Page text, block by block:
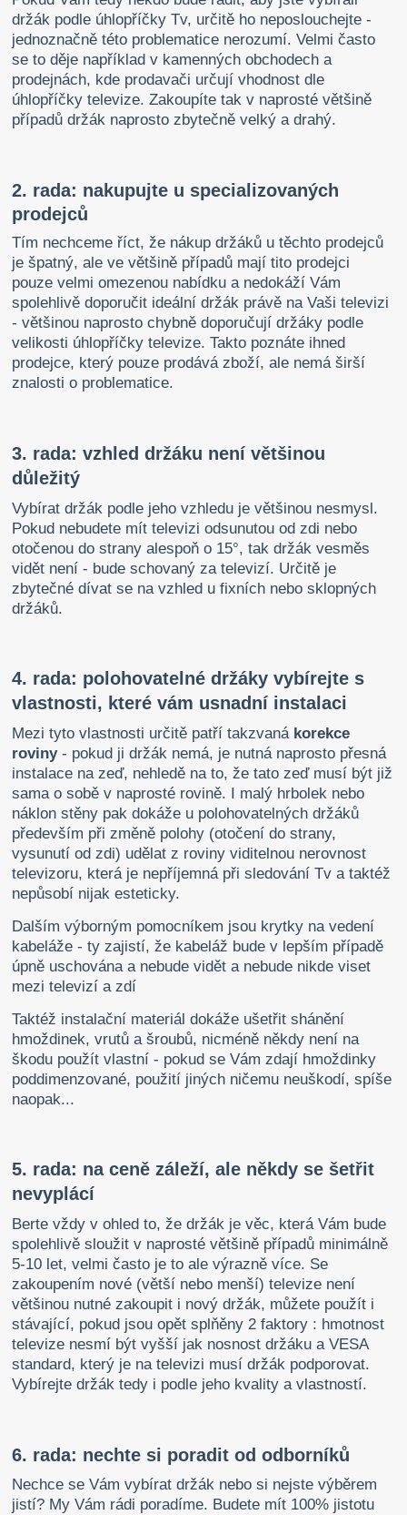
držák podle úhlopříčky Tv, určitě ho neposlouchejte -
jednoznačně této problematice nerozumí. Velmi často
se to děje například v kamenných obchodech a
prodejnách, kde prodavači určují vhodnost dle
úhlopříčky televize. Zakoupíte tak v naprosté většině
případů držák naprosto zbytečně velký a drahý.
2. rada: nakupujte u specializovaných
prodejců
Tím nechceme říct, že nákup držáků u těchto prodejců
je špatný, ale ve většině případů mají tito prodejci
pouze velmi omezenou nabídku a nedokáží Vám
spolehlivě doporučit ideální držák právě na Vaši televizi
- většinou naprosto chybně doporučují držáky podle
velikosti úhlopříčky televize. Takto poznáte ihned
prodejce, který pouze prodává zboží, ale nemá širší
znalosti o problematice.
3. rada: vzhled držáku není většinou
důležitý
Vybírat držák podle jeho vzhledu je většinou nesmysl.
Pokud nebudete mít televizi odsunutou od zdi nebo
otočenou do strany alespoň o 15°, tak držák vesměs
vidět není - bude schovaný za televizí. Určitě je
zbytečné dívat se na vzhled u fixních nebo sklopných
držáků.
4. rada: polohovatelné držáky vybírejte s
vlastnosti, které vám usnadní instalaci
Mezi tyto vlastnosti určitě patří takzvaná korekce
roviny- pokud ji držák nemá, je nutná naprosto přesná
instalace na zeď, nehledě na to, že tato zeď musí být již
sama o sobě v naprosté rovině. I malý hrbolek nebo
náklon stěny pak dokáže u polohovatelných držáků
především při změně polohy (otočení do strany,
vysunutí od zdi) udělat z roviny viditelnou nerovnost
televizoru, která je nepříjemná při sledování Tv a taktéž
nepůsobí nijak esteticky.
Dalším výborným pomocníkem jsou krytky na vedení
kabeláže - ty zajistí, že kabeláž bude v lepším případě
úpně uschována a nebude vidět a nebude nikde viset
mezi televizí a zdí
Taktéž instalační materiál dokáže ušetřit shánění
hmoždinek, vrutů a šroubů, nicméně někdy není na
škodu použít vlastní - pokud se Vám zdají hmoždinky
poddimenzované, použití jiných ničemu neuškodí, spíše
naopak...
5. rada: na ceně záleží, ale někdy se šetřit
nevyplácí
Berte vždy v ohled to, že držák je věc, která Vám bude
spolehlivě sloužit v naprosté většině případů minimálně
5-10 let, velmi často je to ale výrazně více. Se
zakoupením nové (větší nebo menší) televize není
většinou nutné zakoupit i nový držák, můžete použít i
stávající, pokud jsou opět splňěny 2 faktory : hmotnost
televize nesmí být vyšší jak nosnost držáku a VESA
standard, který je na televizi musí držák podporovat.
Vybírejte držák tedy i podle jeho kvality a vlastností.
6. rada: nechte si poradit od odborníků
Nechce se Vám vybírat držák nebo si nejste výběrem
jistí? My Vám rádi poradíme. Budete mít 100% jistotu